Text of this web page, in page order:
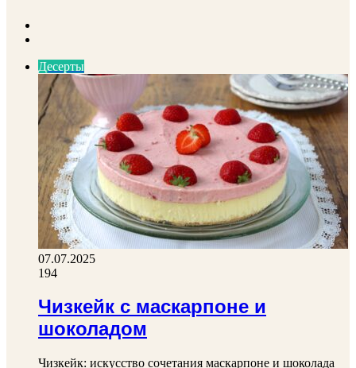
Десерты
07.07.2025
194
Чизкейк с маскарпоне и
шоколадом
Чизкейк: искусство сочетания маскарпоне и шоколада